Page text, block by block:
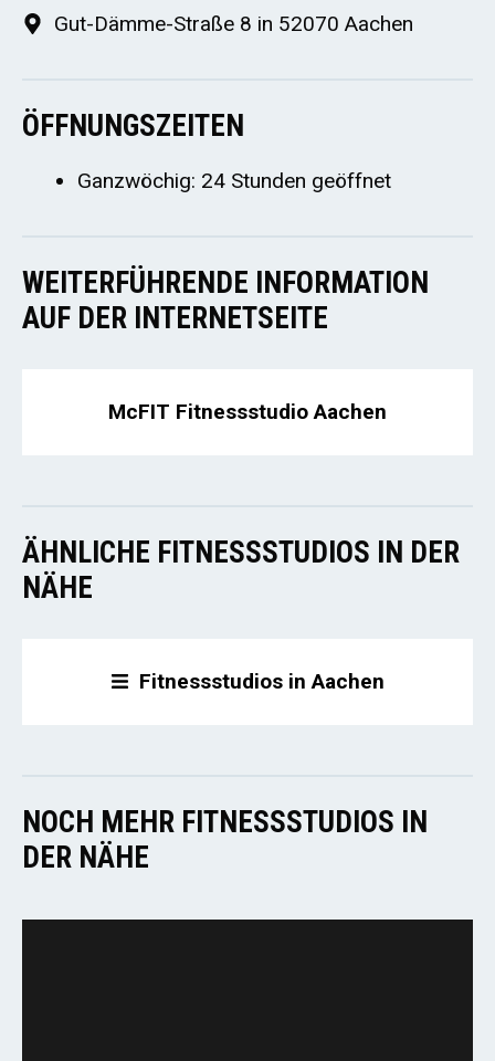
Gut-Dämme-Straße 8 in 52070 Aachen
ÖFFNUNGSZEITEN
Ganzwöchig: 24 Stunden geöffnet
WEITERFÜHRENDE INFORMATION
AUF DER INTERNETSEITE
McFIT Fitnessstudio Aachen
ÄHNLICHE FITNESSSTUDIOS IN DER
NÄHE
Fitnessstudios in Aachen
NOCH MEHR FITNESSSTUDIOS IN
DER NÄHE